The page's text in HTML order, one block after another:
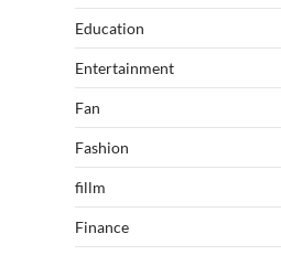
Education
Entertainment
Fan
Fashion
fillm
Finance